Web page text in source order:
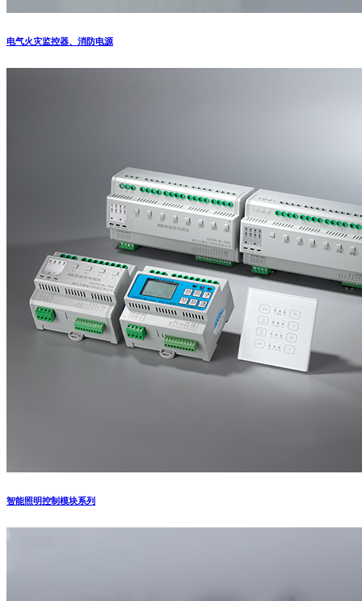
电气火灾监控器、消防电源
智能照明控制模块系列